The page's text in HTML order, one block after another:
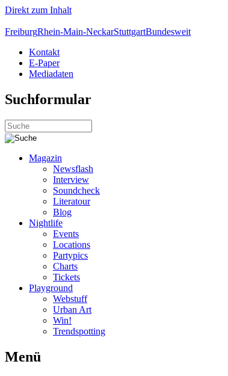
Direkt zum Inhalt
FreiburgRhein-Main-NeckarStuttgartBundesweit
Kontakt
E-Paper
Mediadaten
Suchformular
Magazin
Newsflash
Interview
Soundcheck
Literatour
Blog
Nightlife
Events
Locations
Partypics
Charts
Tickets
Playground
Webstuff
Urban Art
Win!
Trendspotting
Menü